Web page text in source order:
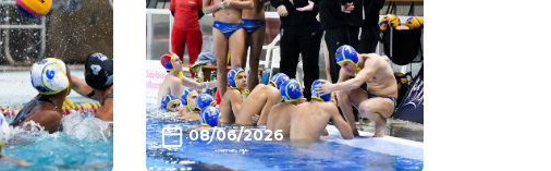
08/06/2026